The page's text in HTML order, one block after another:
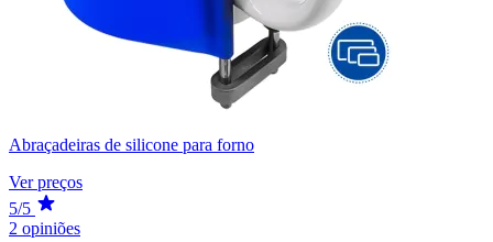
Abraçadeiras de silicone para forno
Ver preços
5/5
2 opiniões